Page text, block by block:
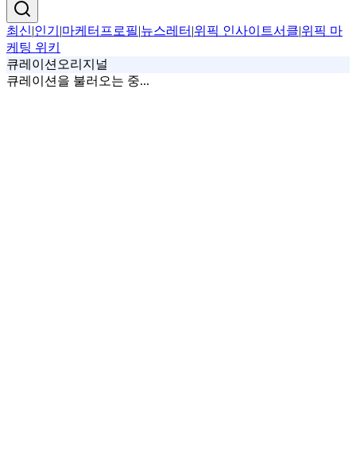
최신|인기 |마케터프로필|뉴스레터 |위픽 인사이트서클|위픽 마
케팅 위키
큐레이션 오리지널
큐레이션을 불러오는 중...